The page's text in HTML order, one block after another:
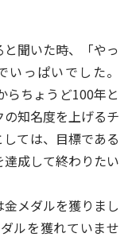
聞いた時、「やっ
っぱいでした。
らちょうど100年と
知名度を上げるチ
ては、目標である
達成して終わりたい
メダルを獲りまし
ルを獲れていませ